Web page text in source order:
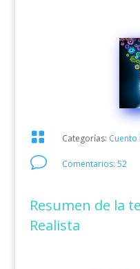
 Categorías: Cuento
v Comentarios: 52
Resumen de la
Realista